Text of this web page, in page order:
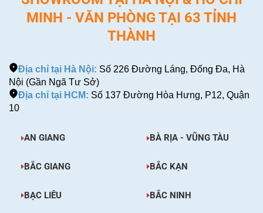
MINH - VĂN PHÒNG TẠI 63 TỈNH
THÀNH
Địa chỉ tại Hà Nội: Số 226 Đường Láng, Đống Đa, Hà
Nội (Gần Ngã Tư Sở)
Địa chỉ tại HCM: Số 137 Đường Hòa Hưng, P12, Quận
10
AN GIANG BÀ RỊA - VŨNG TÀU
BẮC GIANG BẮC KẠN
BẠC LIÊU BẮC NINH